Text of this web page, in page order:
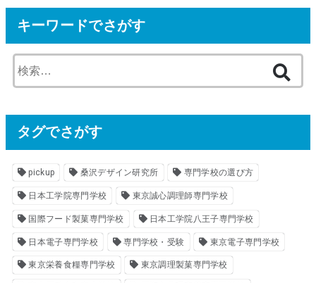
キーワードでさがす
索
タグでさがす
pickup 桑沢デザイン研究所 専門学校の選び方
日本工学院専門学校 東京誠心調理師専門学校
国際フード製菓専門学校 日本工学院八王子専門学校
日本電子専門学校 専門学校・受験 東京電子専門学校
東京栄養食糧専門学校 東京調理製菓専門学校